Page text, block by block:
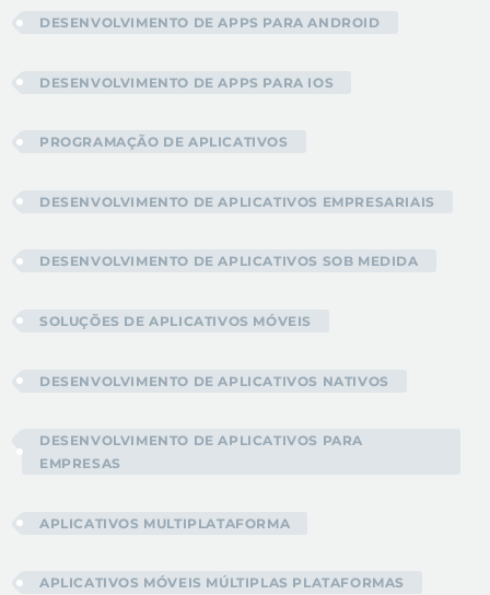
DESENVOLVIMENTO DE APPS PARA ANDROID
DESENVOLVIMENTO DE APPS PARA IOS
PROGRAMAÇÃO DE APLICATIVOS
DESENVOLVIMENTO DE APLICATIVOS EMPRESARIAIS
DESENVOLVIMENTO DE APLICATIVOS SOB MEDIDA
SOLUÇÕES DE APLICATIVOS MÓVEIS
DESENVOLVIMENTO DE APLICATIVOS NATIVOS
DESENVOLVIMENTO DE APLICATIVOS PARA
EMPRESAS
APLICATIVOS MULTIPLATAFORMA
APLICATIVOS MÓVEIS MÚLTIPLAS PLATAFORMAS